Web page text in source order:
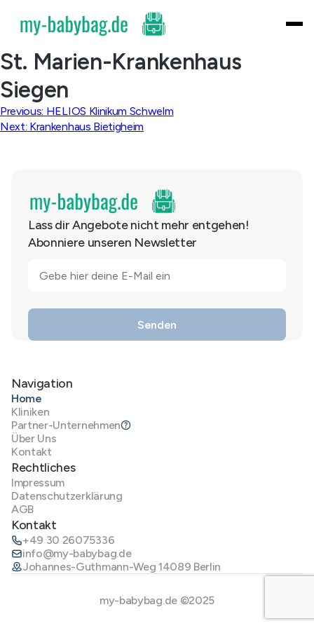
content
St. Marien-Krankenhaus
Siegen
Beitragsnavigation
Previous: HELIOS Klinikum Schwelm
Next: Krankenhaus Bietigheim
Lass dir Angebote nicht mehr entgehen!
Abonniere unseren Newsletter
Navigation
Home
Kliniken
Partner-Unternehmen
Über Uns
Kontakt
Rechtliches
Impressum
Datenschutzerklärung
AGB
Kontakt
+49 30 26075336
info@my-babybag.de
Johannes-Guthmann-Weg 14089 Berlin
my-babybag.de ©2025